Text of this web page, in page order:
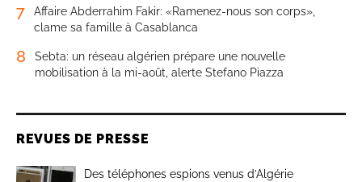
7
Affaire Abderrahim Fakir: «Ramenez-nous son corps»,
clame sa famille à Casablanca
8
Sebta: un réseau algérien prépare une nouvelle
mobilisation à la mi-août, alerte Stefano Piazza
REVUES DE PRESSE
Des téléphones espions venus d’Algérie